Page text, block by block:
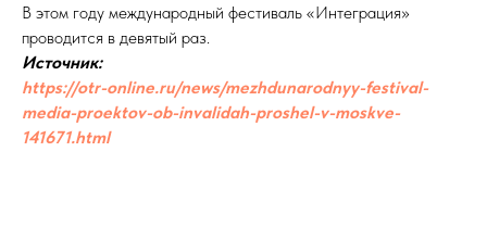
В этом году международный фестиваль «Интеграция»
проводится в девятый раз.
Источник:
https://otr-online.ru/news/mezhdunarodnyy-festival-
media-proektov-ob-invalidah-proshel-v-moskve-
141671.html